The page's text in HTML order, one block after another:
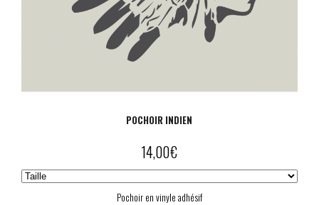
POCHOIR INDIEN
14,00€
Pochoir en vinyle adhésif